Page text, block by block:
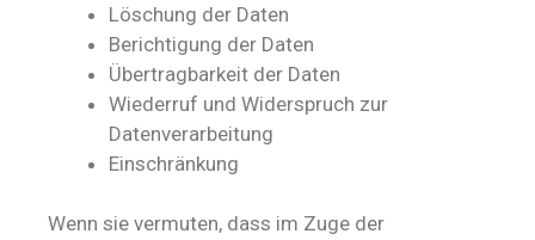
Löschung der Daten
Berichtigung der Daten
Übertragbarkeit der Daten
Wiederruf und Widerspruch zur
Datenverarbeitung
Einschränkung
Wenn sie vermuten, dass im Zuge der